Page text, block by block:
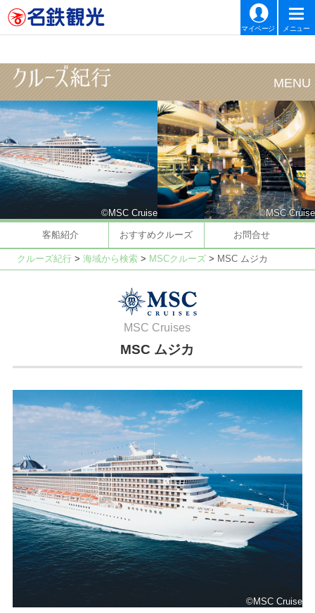
マイページ メニュー
©MSC Cruise ©MSC Cruise
客船紹介 おすすめクルーズ お問合せ
クルーズ紀行> 海域から検索> MSCクルーズ> MSC ムジカ
MSC Cruises
MSC ムジカ
©MSC Cruise